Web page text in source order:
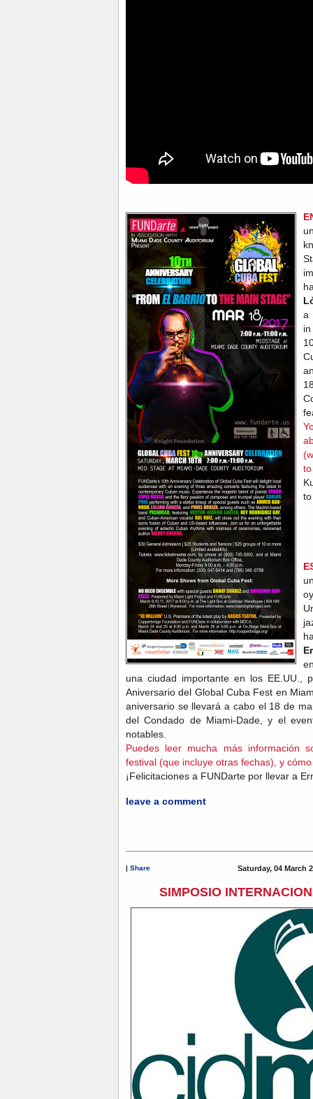
a
una ciudad importante en los
Aniversario del Global Cuba Fest en
aniversario se llevará a cabo el 18 de
del Condado de Miami-Dade, y el
notables.
Puedes leer mucha más información
festival (que incluye otras fechas), y
¡Felicitaciones a FUNDarte por llevar a
leave a comment
| Share Saturday, 04 March
SIMPOSIO